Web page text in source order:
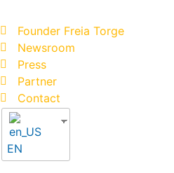
Founder Freia Torge
Newsroom
Press
Partner
Contact
EN